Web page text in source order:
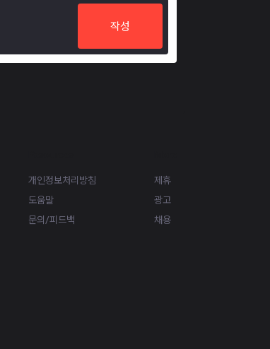
작성
개인정보처리방침
도움말
문의/피드백
제휴
광고
채용